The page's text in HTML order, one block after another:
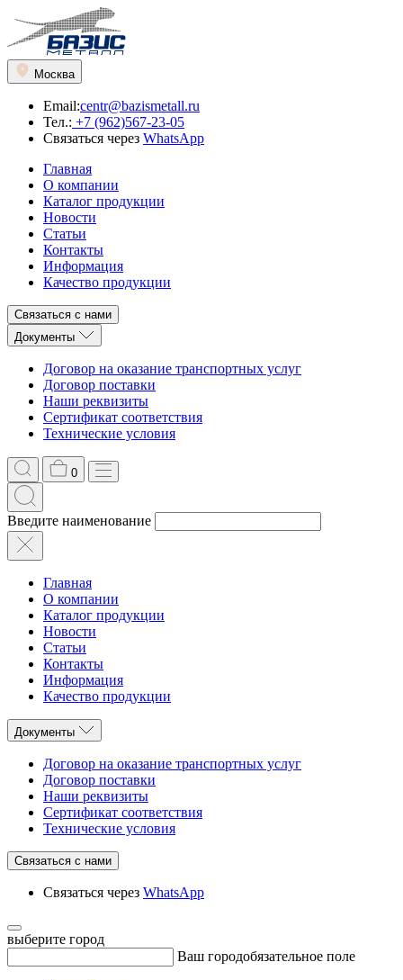
Москва
Email:centr@bazismetall.ru
Тел.: +7 (962)567-23-05
Связаться через WhatsApp
Главная
О компании
Каталог продукции
Новости
Статьи
Контакты
Информация
Качество продукции
Связаться с нами
Документы
Договор на оказание транспортных услуг
Договор поставки
Наши реквизиты
Сертификат соответствия
Технические условия
0
Введите наименование
Главная
О компании
Каталог продукции
Новости
Статьи
Контакты
Информация
Качество продукции
Документы
Договор на оказание транспортных услуг
Договор поставки
Наши реквизиты
Сертификат соответствия
Технические условия
Связаться с нами
Связаться через WhatsApp
выберите город
Ваш городобязательное поле